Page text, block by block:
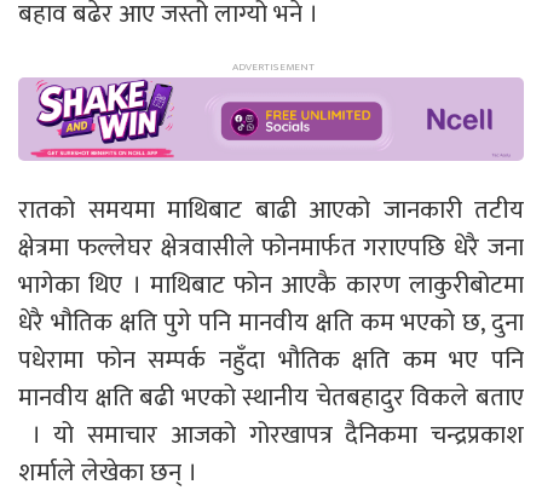
बहाव बढेर आए जस्तो लाग्यो भने ।
रातको समयमा माथिबाट बाढी आएको जानकारी तटीय
क्षेत्रमा फल्लेघर क्षेत्रवासीले फोनमार्फत गराएपछि धेरै जना
भागेका थिए । माथिबाट फोन आएकै कारण लाकुरीबोटमा
धेरै भौतिक क्षति पुगे पनि मानवीय क्षति कम भएको छ, दुना
पधेरामा फोन सम्पर्क नहुँदा भौतिक क्षति कम भए पनि
मानवीय क्षति बढी भएको स्थानीय चेतबहादुर विकले बताए
। यो समाचार आजको गोरखापत्र दैनिकमा चन्द्रप्रकाश
शर्माले लेखेका छन् ।